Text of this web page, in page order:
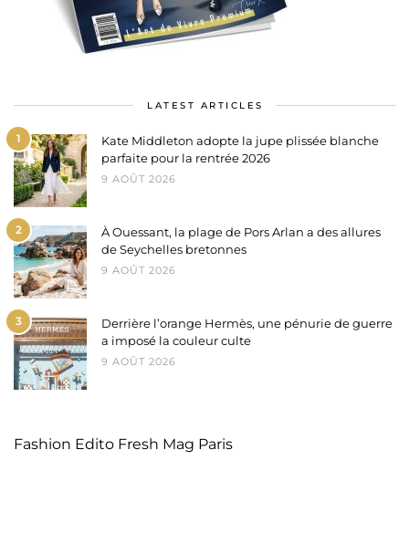
LATEST ARTICLES
1
Kate Middleton adopte la jupe plissée blanche
parfaite pour la rentrée 2026
9 AOÛT 2026
2
À Ouessant, la plage de Pors Arlan a des allures
de Seychelles bretonnes
9 AOÛT 2026
3
Derrière l’orange Hermès, une pénurie de guerre
a imposé la couleur culte
9 AOÛT 2026
Fashion Edito Fresh Mag Paris